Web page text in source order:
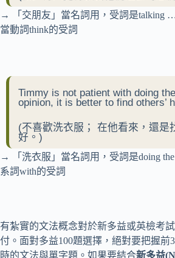
→ 「交朋友」當名詞用，受詞是talking …
當動詞think的受詞
Timmy is not patient with doing
opinion, it is better to find others’
(不喜歡洗衣服； 在他看來，還是
好。)
→ 「洗衣服」當名詞用，受詞是doing
系詞with的受詞
有紮實的文法概念對於新多益或英檢考
付。面對多益100題選擇，絕對要把握前
時的文法與單字題。如果要結合新多益